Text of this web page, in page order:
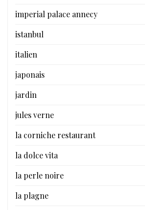
imperial palace annecy
istanbul
italien
japonais
jardin
jules verne
la corniche restaurant
la dolce vita
la perle noire
la plagne